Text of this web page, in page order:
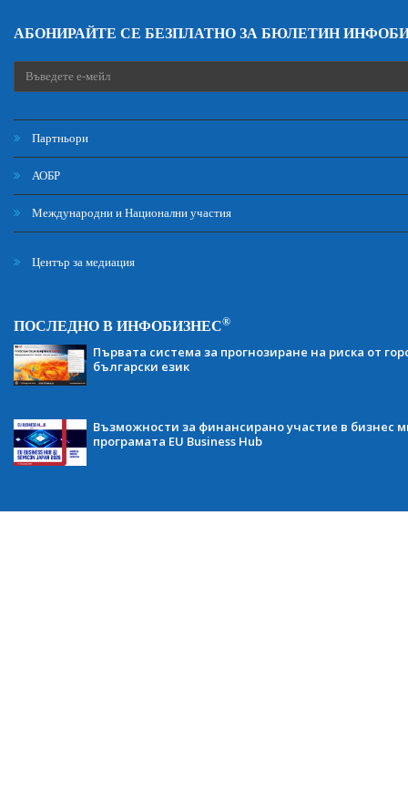
АБОНИРАЙТЕ СЕ БЕЗПЛАТНО ЗА БЮЛЕТИН
Партньори
АОБР
Международни и Национални участия
Център за медиация
ПОСЛЕДНО В ИНФОБИЗНЕС®
Първата система за прогнозиране на риска от
български език
Възможности за финансирано участие в бизнес
програмата EU Business Hub